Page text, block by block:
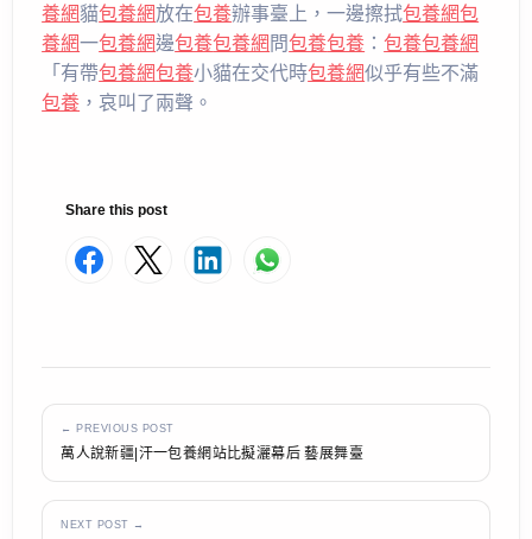
養網貓包養網放在包養辦事臺上，一邊擦拭包養網包
養網一包養網邊包養包養網 問包養包養 ：包養包養網
「有帶包養網包養小貓在交代時包養網似乎有些不滿
包養 ，哀叫了兩聲。
Share this post
← PREVIOUS POST
萬人說新疆|汗一包養網站比擬灑幕后 藝展舞臺
NEXT POST →